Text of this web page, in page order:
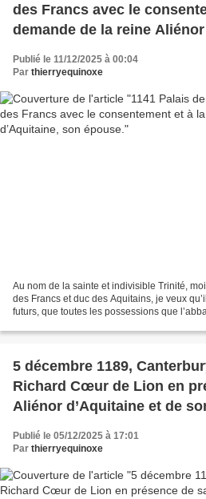
des Francs avec le
demande de la reine
Publié le 11/12/2025 à 00:04
Par thierryequinoxe
Au nom de la sainte et indivisible Trinité,
des Francs et duc des Aquitains, je veux
futurs, que toutes les possessions que
5 décembre 1189, Canterbury –
Richard Cœur de Lion en
Aliénor d’Aquitaine et de
Terre, accordant des libertés au roi Guillaume
d’Écosse (première année
Publié le 05/12/2025 à 17:01
Par thierryequinoxe